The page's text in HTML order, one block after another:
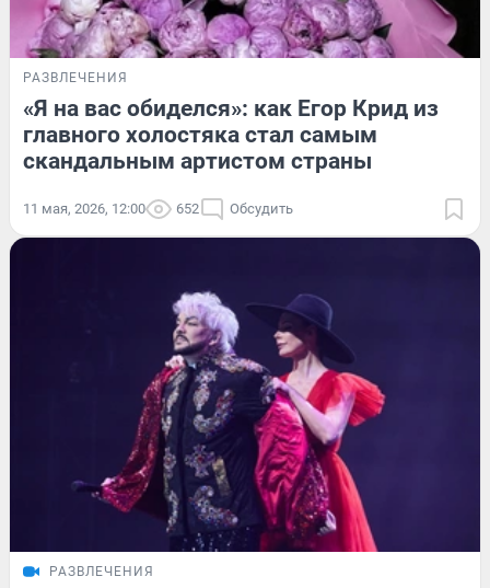
РАЗВЛЕЧЕНИЯ
«Я на вас обиделся»: как Егор Крид из
главного холостяка стал самым
скандальным артистом страны
11 мая, 2026, 12:00 652 Обсудить
РАЗВЛЕЧЕНИЯ